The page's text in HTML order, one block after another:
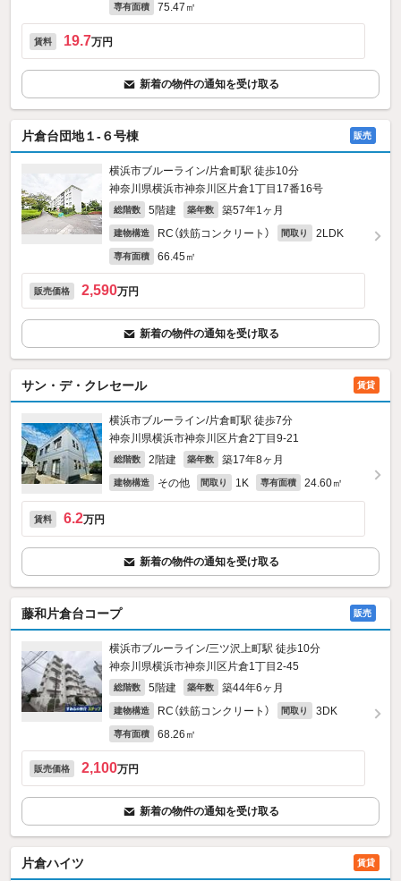
専有面積 75.47㎡
賃料 19.7万円
新着の物件の通知を受け取る
片倉台団地１-６号棟 販売
横浜市ブルーライン/片倉町駅 徒歩10分
神奈川県横浜市神奈川区片倉1丁目17番16号
総階数 5階建 築年数 築57年1ヶ月
建物構造 RC（鉄筋コンクリート） 間取り 2LDK
専有面積 66.45㎡
販売価格 2,590万円
新着の物件の通知を受け取る
サン・デ・クレセール 賃貸
横浜市ブルーライン/片倉町駅 徒歩7分
神奈川県横浜市神奈川区片倉2丁目9-21
総階数 2階建 築年数 築17年8ヶ月
建物構造 その他 間取り 1K 専有面積 24.60㎡
賃料 6.2万円
新着の物件の通知を受け取る
藤和片倉台コープ 販売
横浜市ブルーライン/三ツ沢上町駅 徒歩10分
神奈川県横浜市神奈川区片倉1丁目2-45
総階数 5階建 築年数 築44年6ヶ月
建物構造 RC（鉄筋コンクリート） 間取り 3DK
専有面積 68.26㎡
販売価格 2,100万円
新着の物件の通知を受け取る
片倉ハイツ 賃貸